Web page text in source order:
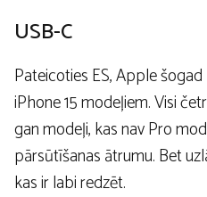
USB-C
Pateicoties ES, Apple
iPhone 15 modeļiem. Visi
gan modeļi, kas nav Pro
pārsūtīšanas ātrumu. Bet
kas ir labi redzēt.